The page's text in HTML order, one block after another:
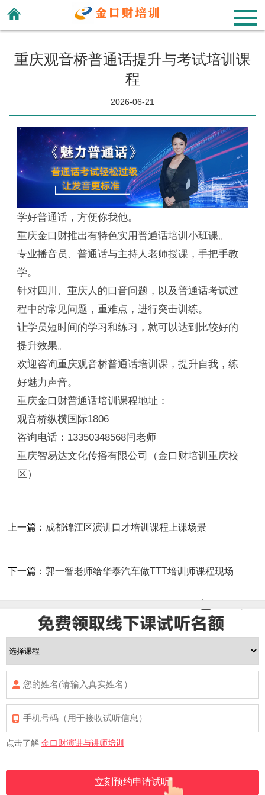
重庆观音桥普通话提升与考试培训课
程
2026-06-21
学好普通话，方便你我他。
重庆金口财推出有特色实用普通话培训小班课。
专业播音员、普通话与主持人老师授课，手把手教
学。
针对四川、重庆人的口音问题，以及普通话考试过
程中的常见问题，重难点，进行突击训练。
让学员短时间的学习和练习，就可以达到比较好的
提升效果。
欢迎咨询重庆观音桥普通话培训课，提升自我，练
好魅力声音。
重庆金口财普通话培训课程地址：
观音桥纵横国际1806
咨询电话：13350348568闫老师
重庆智易达文化传播有限公司（金口财培训重庆校
区）
上一篇： 成都锦江区演讲口才培训课程上课场景
下一篇：郭一智老师给华泰汽车做TTT培训师课程现场
点击了解 金口财演讲与讲师培训